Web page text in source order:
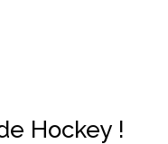
Hockey !